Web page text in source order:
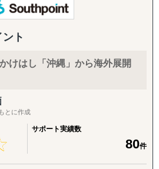
地でのマーケティング課題まで主
ーが、現地起点で一貫してサポー
以上、実績は1,500社を超えまし
を構築しています。
ープ別）
ベトナム・マレーシア・カンボ
ト
けはし「沖縄」から海外展開
とに作成
サポート実績数
80件